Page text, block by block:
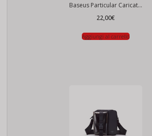
Baseus Particular Caricatore auto digitale con display, USB + USB-C, QC3.0 + PD, 5A, 65W (grigio)
22,00€
Aggiungi al carrello